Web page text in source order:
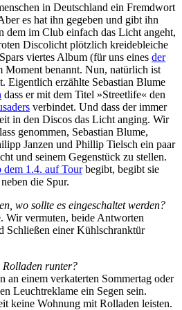
in Deutschland ein Fremdwort
es hat ihn gegeben und gibt ihn
dem im Club einfach das Licht angeht,
Discolicht plötzlich kreidebleiche
viertes Album (für uns eines der
Moment benannt. Nun, natürlich ist
Eigentlich erzählte Sebastian Blume
dass er mit dem Titel »Streetlife« den
verbindet. Und dass der immer
in den Discos das Licht anging. Wir
genommen, Sebastian Blume,
Janzen und Phillip Tielsch ein paar
und seinem Gegenstück zu stellen.
dem 1.4. auf Tourbegibt, begibt sie
die Spur.
wo sollte es eingeschaltet werden?
Wir vermuten, beide Antworten
Schließen einer Kühlschranktür
Rolladen runter?
an einem verkaterten Sommertag oder
Leuchtreklame ein Segen sein.
keine Wohnung mit Rolladen leisten.